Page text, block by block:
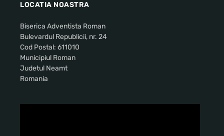
LOCATIA NOASTRA
Biserica Adventista Roman
Bulevardul Republicii, nr. 24
Cod Postal: 611010
Municipiul Roman
Judetul Neamt
Romania